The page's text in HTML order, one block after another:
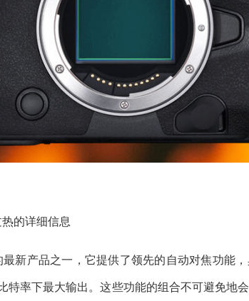
的详细信息
新产品之一，它提供了领先的自动对焦功能
特率下最大输出。这些功能的组合不可避免地